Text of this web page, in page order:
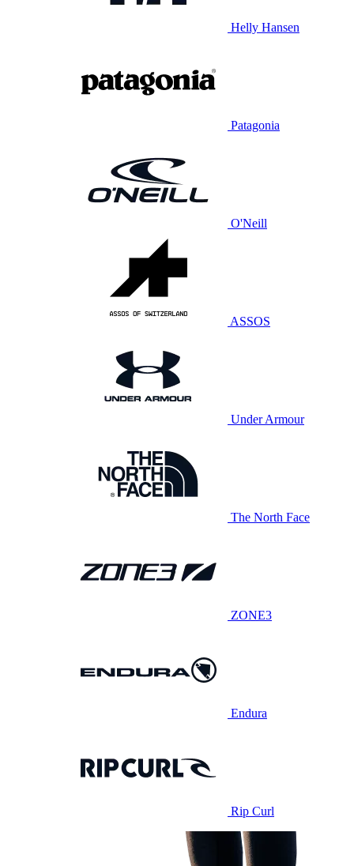
Helly Hansen
Patagonia
O'Neill
ASSOS
Under Armour
The North Face
ZONE3
Endura
Rip Curl